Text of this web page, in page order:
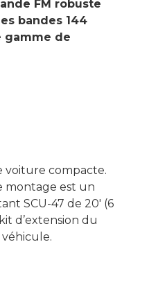
FM robuste
bandes 144
gamme de
voiture compacte.
montage est un
SCU-47 de 20′ (6
d’extension du